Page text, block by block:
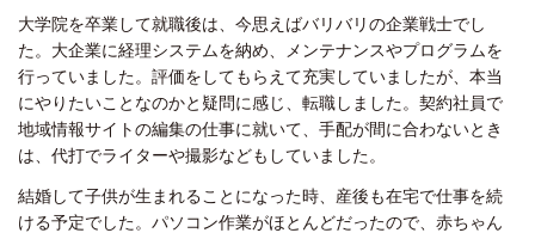
大学院を卒業して就職後は、今思えばバリバリの企業戦士でし
た。大企業に経理システムを納め、メンテナンスやプログラムを
行っていました。評価をしてもらえて充実していましたが、本当
にやりたいことなのかと疑問に感じ、転職しました。契約社員で
地域情報サイトの編集の仕事に就いて、手配が間に合わないとき
は、代打でライターや撮影などもしていました。
結婚して子供が生まれることになった時、産後も在宅で仕事を続
ける予定でした。パソコン作業がほとんどだったので、赤ちゃん